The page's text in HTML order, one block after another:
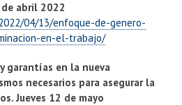
abril 2022
04/13/enfoque-de-genero-
en-el-trabajo/
garantías en la nueva
necesarios para asegurar la
Jueves 12 de mayo